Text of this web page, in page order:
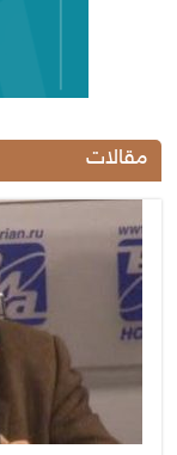
مقالات